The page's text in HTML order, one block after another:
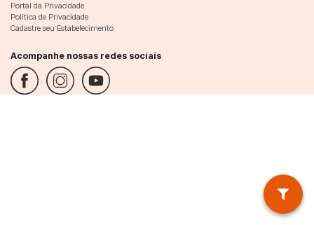
Portal da Privacidade
Política de Privacidade
Cadastre seu Estabelecimento
Acompanhe nossas redes sociais